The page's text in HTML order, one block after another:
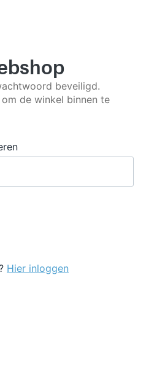
beveiligd.
de winkel binnen te
Hier inloggen